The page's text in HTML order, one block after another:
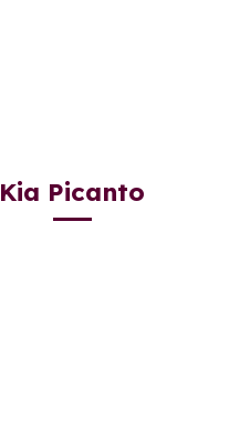
Kia Picanto